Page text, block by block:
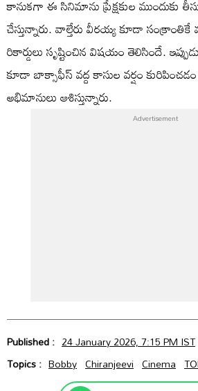
కానుకగా ఈ సినిమాను ప్రేక్షకుల ముందుకు
చేస్తున్నారు. వాల్తేరు వీరయ్య కూడా
రికార్డులు సృష్టించిన విషయం తెలిసిందే.
కూడా బాక్సాఫీస్ వద్ద కాసుల వర్షం
అభిమానులు ఆశిస్తున్నారు.
Published : 24 January 2026, 7:15 PM IST
Topics : Bobby Chiranjeevi Cinema